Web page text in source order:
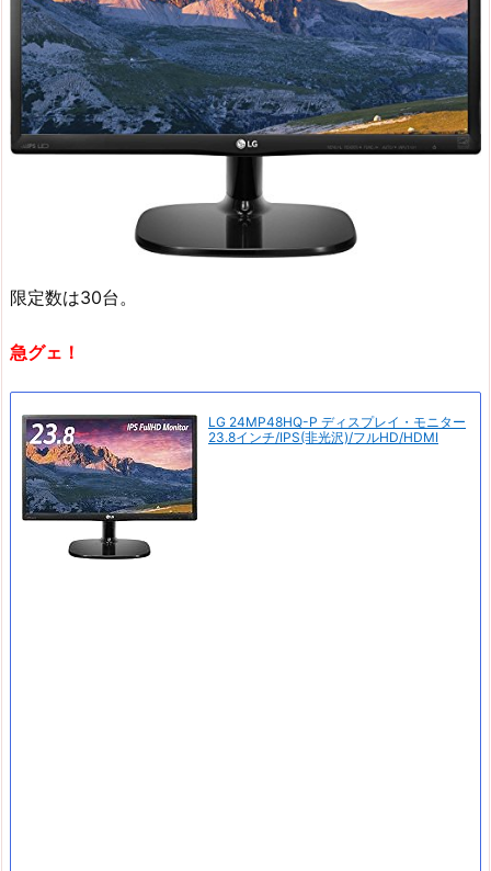
限定数は30台。
急グェ！
LG 24MP48HQ-P ディスプレイ・モニター
23.8インチ/IPS(非光沢)/フルHD/HDMI